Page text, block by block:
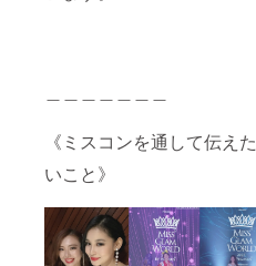
《ミスコンを通して伝えた
いこと》